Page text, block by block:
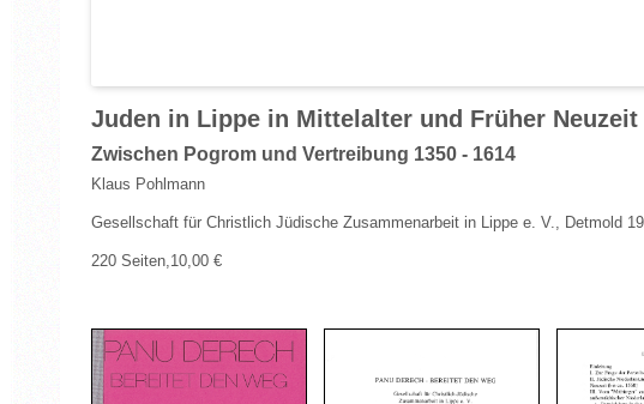
Juden in Lippe in Mittelalter und Früher Neuzeit
Zwischen Pogrom und Vertreibung 1350 - 1614
Klaus Pohlmann
Gesellschaft für Christlich Jüdische Zusammenarbeit in Lippe e. V., Detmold
220 Seiten,10,00 €